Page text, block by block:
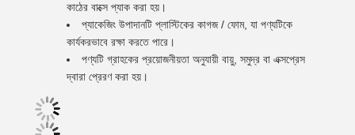
কাঠের বাক্সে প্যাক করা হয়।
প্যাকেজিং উপাদানটি প্লাস্টিকের কাগজ / ফোম, যা পণ্যটিকে
কার্যকরভাবে রক্ষা করতে পারে।
পণ্যটি গ্রাহকের প্রয়োজনীয়তা অনুযায়ী বায়ু, সমুদ্র বা এক্সপ্রেস
দ্বারা প্রেরণ করা হয়।